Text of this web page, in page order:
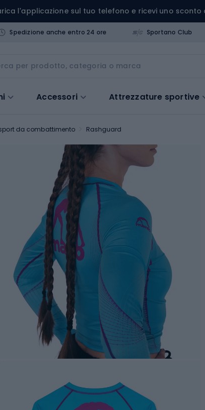
l'applicazione sul tuo telefono e ricevi uno sconto
Spedizione anche entro 24 ore Sportano Club
Accessori Attrezzature sportive
da combattimento Rashguard